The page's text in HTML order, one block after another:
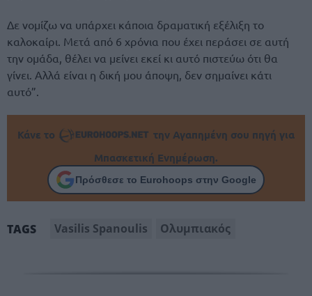
Δε νομίζω να υπάρχει κάποια δραματική εξέλιξη το
καλοκαίρι. Μετά από 6 χρόνια που έχει περάσει σε αυτή
την ομάδα, θέλει να μείνει εκεί κι αυτό πιστεύω ότι θα
γίνει. Αλλά είναι η δική μου άποψη, δεν σημαίνει κάτι
αυτό”.
Κάνε το
την Αγαπημένη σου πηγή για
Μπασκετική Ενημέρωση.
Πρόσθεσε το Eurohoops στην Google
TAGS Vasilis Spanoulis Ολυμπιακός